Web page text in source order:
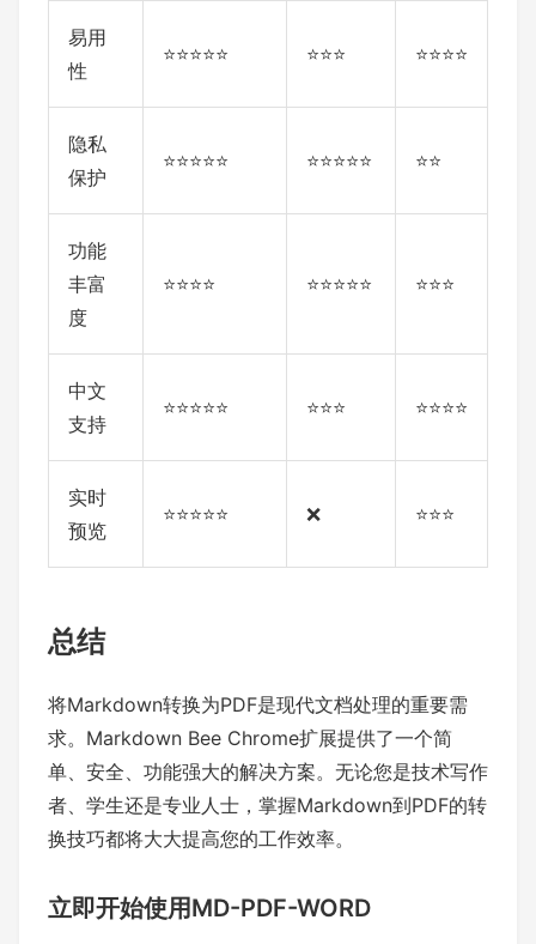
易用
性
⭐⭐⭐⭐⭐ ⭐⭐⭐ ⭐⭐⭐⭐
隐私
保护
⭐⭐⭐⭐⭐ ⭐⭐⭐⭐⭐ ⭐⭐
功能
丰富
度
⭐⭐⭐⭐ ⭐⭐⭐⭐⭐ ⭐⭐⭐
中文
支持
⭐⭐⭐⭐⭐ ⭐⭐⭐ ⭐⭐⭐⭐
实时
预览
⭐⭐⭐⭐⭐ ❌ ⭐⭐⭐
总结
将Markdown转换为PDF是现代文档处理的重要需
求。Markdown Bee Chrome扩展提供了一个简
单、安全、功能强大的解决方案。无论您是技术写作
者、学生还是专业人士，掌握Markdown到PDF的转
换技巧都将大大提高您的工作效率。
立即开始使用MD-PDF-WORD